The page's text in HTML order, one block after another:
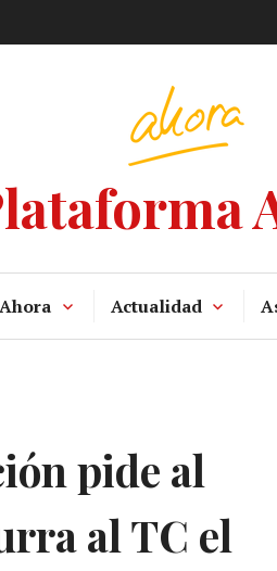
Actualidad
pide al
al TC el